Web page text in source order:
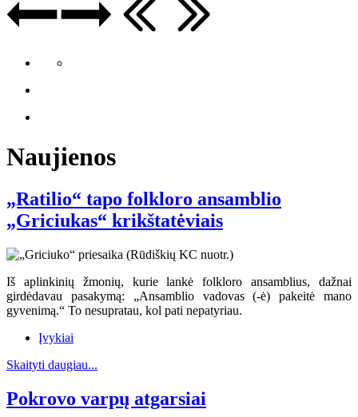
Naujienos
„Ratilio“ tapo folkloro ansamblio
„Griciukas“ krikštatėviais
Iš aplinkinių žmonių, kurie lankė folkloro ansamblius, dažnai
girdėdavau pasakymą: „Ansamblio vadovas (-ė) pakeitė mano
gyvenimą.“ To nesupratau, kol pati nepatyriau.
Įvykiai
Skaityti daugiau...
Pokrovo varpų atgarsiai